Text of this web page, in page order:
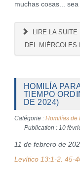
muchas cosas...
LIRE LA
DEL MIÉRCOLES
HOMILÍA
TIEMPO
DE 2024)
Catégorie : Homilías de
Publication : 10
11 de febrero de
Levítico 13:1-2. 45-